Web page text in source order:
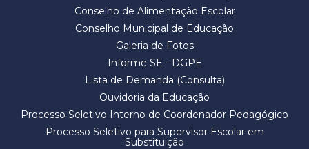
Conselho de Alimentação Escolar
Conselho Municipal de Educação
Galeria de Fotos
Informe SE - DGPE
Lista de Demanda (Consulta)
Ouvidoria da Educação
Processo Seletivo Interno de Coordenador Pedagógico
Processo Seletivo para Supervisor Escolar em
Substituição